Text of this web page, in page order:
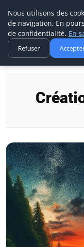
Techsumo
Accueil Création
Nous utilisons des
de navigation. En
de confidentialité. En
Refuser